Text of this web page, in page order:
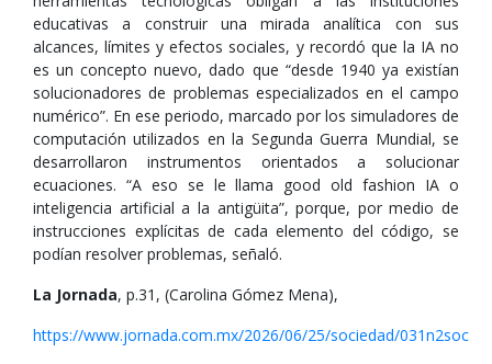
educativas a construir una mirada analítica con sus
alcances, límites y efectos sociales, y recordó que la IA no
es un concepto nuevo, dado que “desde 1940 ya existían
solucionadores de problemas especializados en el campo
numérico”. En ese periodo, marcado por los simuladores de
computación utilizados en la Segunda Guerra Mundial, se
desarrollaron instrumentos orientados a solucionar
ecuaciones. “A eso se le llama good old fashion IA o
inteligencia artificial a la antigüita”, porque, por medio de
instrucciones explícitas de cada elemento del código, se
podían resolver problemas, señaló.
La Jornada, p.31, (Carolina Gómez Mena),
https://www.jornada.com.mx/2026/06/25/sociedad/031n2soc